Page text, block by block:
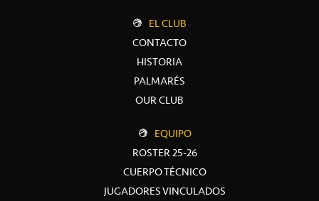
EL CLUB
CONTACTO
HISTORIA
PALMARÉS
OUR CLUB
EQUIPO
ROSTER 25-26
CUERPO TÉCNICO
JUGADORES VINCULADOS